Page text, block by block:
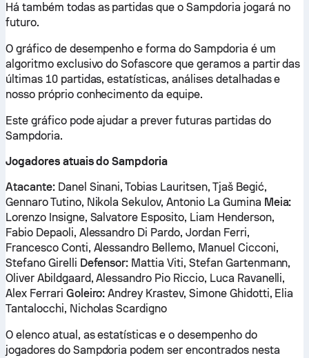
Há também todas as partidas que o Sampdoria jogará no
futuro.
O gráfico de desempenho e forma do Sampdoria é um
algoritmo exclusivo do Sofascore que geramos a partir das
últimas 10 partidas, estatísticas, análises detalhadas e
nosso próprio conhecimento da equipe.
Este gráfico pode ajudar a prever futuras partidas do
Sampdoria.
Jogadores atuais do Sampdoria
Atacante:Danel Sinani, Tobias Lauritsen, Tjaš Begić,
Gennaro Tutino, Nikola Sekulov, Antonio La Gumina Meia:
Lorenzo Insigne, Salvatore Esposito, Liam Henderson,
Fabio Depaoli, Alessandro Di Pardo, Jordan Ferri,
Francesco Conti, Alessandro Bellemo, Manuel Cicconi,
Stefano Girelli Defensor: Mattia Viti, Stefan Gartenmann,
Oliver Abildgaard, Alessandro Pio Riccio, Luca Ravanelli,
Alex Ferrari Goleiro: Andrey Krastev, Simone Ghidotti, Elia
Tantalocchi, Nicholas Scardigno
O elenco atual, as estatísticas e o desempenho do
jogadores do Sampdoria podem ser encontrados nesta